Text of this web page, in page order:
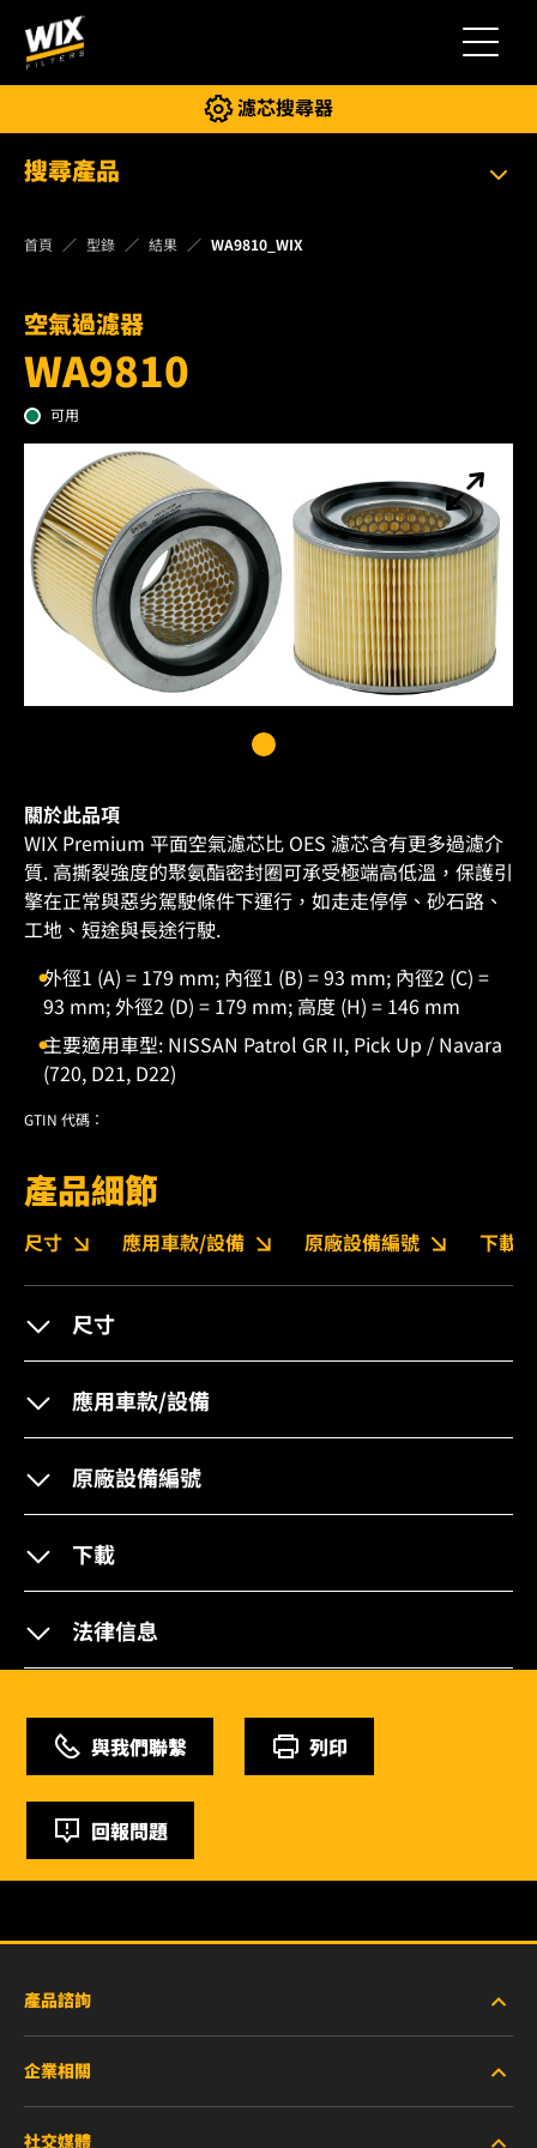
切換導航
濾芯搜尋器
搜尋產品
首頁 型錄 結果 WA9810_WIX
空氣過濾器
WA9810
可用
關於此品項
WIX Premium 平面空氣濾芯比 OES 濾芯含有更多過濾介
質. 高撕裂強度的聚氨酯密封圈可承受極端高低溫，保護引
擎在正常與惡劣駕駛條件下運行，如走走停停、砂石路、
工地、短途與長途行駛.
外徑1 (A) = 179 mm; 內徑1 (B) = 93 mm; 內徑2 (C) =
93 mm; 外徑2 (D) = 179 mm; 高度 (H) = 146 mm
主要適用車型: NISSAN Patrol GR II, Pick Up / Navara
(720, D21, D22)
GTIN 代碼：
產品細節
尺寸 應用車款/設備 原廠設備編號 下載
尺寸
應用車款/設備
原廠設備編號
下載
法律信息
與我們聯繫 列印
回報問題
產品諮詢
重型設備車輛
企業相關
社交媒體